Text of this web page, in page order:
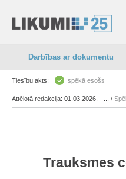
Darbības ar dokumentu
Tiesību akts: spēkā esošs
Attēlotā redakcija: 01.03.2026. - ... /
Trauksmes